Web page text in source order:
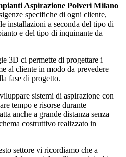
Aspirazione Polveri Milano
specifiche di ogni cliente,
installazioni a seconda del tipo di
e del tipo di inquinante da
3D ci permette di progettare i
al cliente in modo da prevedere
fase di progetto.
sistemi di aspirazione con
tempo e risorse durante
anche a grande distanza senza
costruttivo realizzato in
settore vi ricordiamo che a